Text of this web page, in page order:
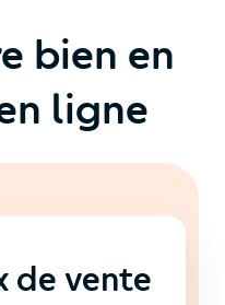
bien en
ligne
de vente